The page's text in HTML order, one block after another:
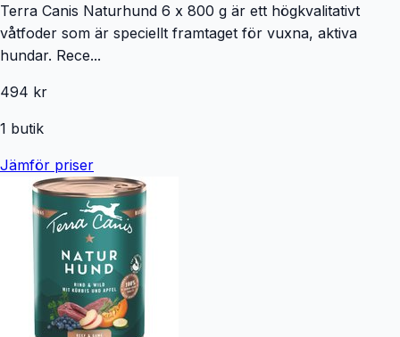
Terra Canis Naturhund 6 x 800 g är ett högkvalitativt
våtfoder som är speciellt framtaget för vuxna, aktiva
hundar. Rece...
494 kr
1 butik
Jämför priser